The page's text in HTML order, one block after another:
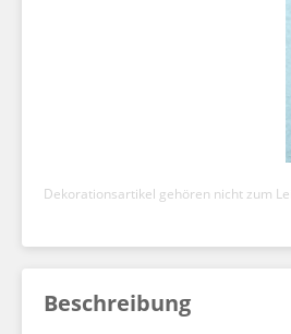
Dekorationsartikel gehören nicht zum
Beschreibung